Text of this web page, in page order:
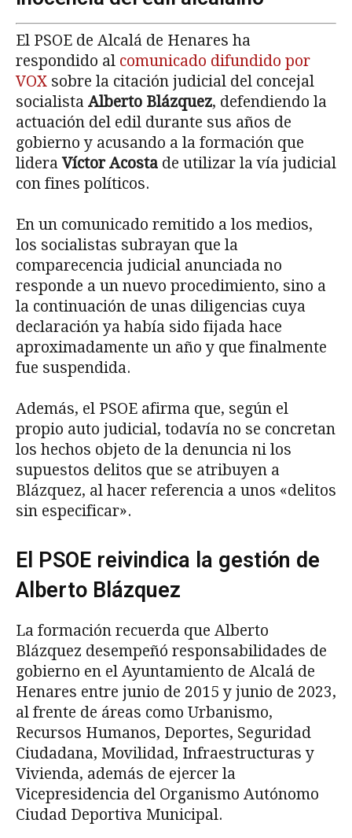
El PSOE de Alcalá de Henares ha
respondido al comunicado difundido por
VOX sobre la citación judicial del concejal
socialista Alberto Blázquez, defendiendo la
actuación del edil durante sus años de
gobierno y acusando a la formación que
lideraVíctor Acosta de utilizar la vía judicial
con fines políticos.
En un comunicado remitido a los medios,
los socialistas subrayan que la
comparecencia judicial anunciada no
responde a un nuevo procedimiento, sino a
la continuación de unas diligencias cuya
declaración ya había sido fijada hace
aproximadamente un año y que finalmente
fue suspendida.
Además, el PSOE afirma que, según el
propio auto judicial, todavía no se concretan
los hechos objeto de la denuncia ni los
supuestos delitos que se atribuyen a
Blázquez, al hacer referencia a unos «delitos
sin especificar».
El PSOE reivindica la gestión de
Alberto Blázquez
La formación recuerda que Alberto
Blázquez desempeñó responsabilidades de
gobierno en el Ayuntamiento de Alcalá de
Henares entre junio de 2015 y junio de 2023,
al frente de áreas como Urbanismo,
Recursos Humanos, Deportes, Seguridad
Ciudadana, Movilidad, Infraestructuras y
Vivienda, además de ejercer la
Vicepresidencia del Organismo Autónomo
Ciudad Deportiva Municipal.